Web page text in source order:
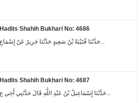
Hadits Shahih Bukhari No: 4686
حَدَّثَنَا قُتَيْبَةُ بْنُ سَعِيدٍ حَدَّثَنَا جَرِيرٌ عَنْ إِسْمَاعِ...
Hadits Shahih Bukhari No: 4687
حَدَّثَنَا إِسْمَاعِيلُ بْنُ عَبْدِ اللَّهِ قَالَ حَدَّثَنِي أَخِي ع...